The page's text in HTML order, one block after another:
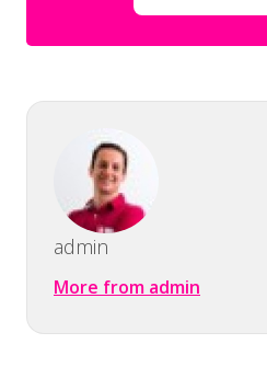
admin
More from admin